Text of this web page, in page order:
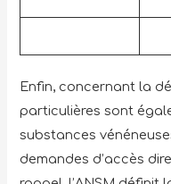
Enfin, concernant la
particulières sont
substances
demandes d’accès